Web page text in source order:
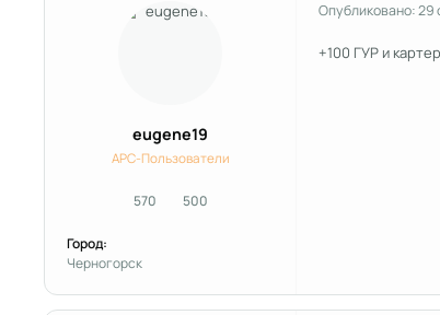
eugene19
APC-Пользователи
570сообщения
500Репутация
Город:
Черногорск
Опубликовано:29
+100 ГУР и